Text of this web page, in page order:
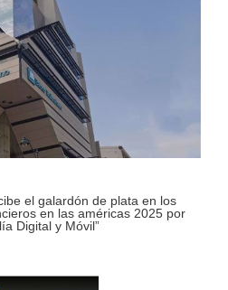
el galardón de plata en los
en las américas 2025 por
Digital y Móvil”